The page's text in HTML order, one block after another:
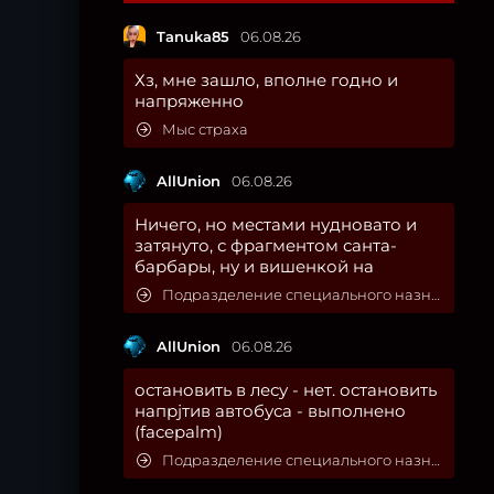
Tanuka85 06.08.26
Хз, мне зашло, вполне годно и
напряженно
Мыс страха
AllUnion 06.08.26
Ничего, но местами нудновато и
затянуто, с фрагментом санта-
барбары, ну и вишенкой на
Подразделение специального назначения
AllUnion 06.08.26
остановить в лесу - нет. остановить
напрjтив автобуса - выполнено
(facepalm)
Подразделение специального назначения